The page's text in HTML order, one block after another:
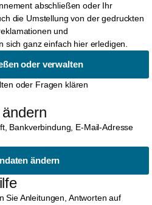
abschließen oder Ihr
die Umstellung von der gedruckten
und
sich ganz einfach hier erledigen.
oder verwalten
Bankverbindung, E-Mail-Adresse
ändern
Sie Anleitungen, Antworten auf